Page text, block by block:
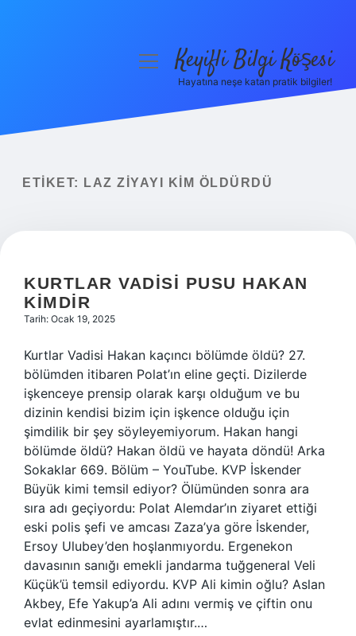
Yasal Uyarı
menüyüKeyifli Bilgi Köşesi
Hayatına neşe katan pratik bilgiler!
ETIKET: LAZ ZIYAYI KIM ÖLDÜRDÜ
KURTLAR VADISI PUSU HAKAN
KIMDIR
Tarih: Ocak 19, 2025
Kurtlar Vadisi Hakan kaçıncı bölümde öldü? 27.
bölümden itibaren Polat’ın eline geçti. Dizilerde
işkenceye prensip olarak karşı olduğum ve bu
dizinin kendisi bizim için işkence olduğu için
şimdilik bir şey söyleyemiyorum. Hakan hangi
bölümde öldü? Hakan öldü ve hayata döndü! Arka
Sokaklar 669. Bölüm – YouTube. KVP İskender
Büyük kimi temsil ediyor? Ölümünden sonra ara
sıra adı geçiyordu: Polat Alemdar’ın ziyaret ettiği
eski polis şefi ve amcası Zaza’ya göre İskender,
Ersoy Ulubey’den hoşlanmıyordu. Ergenekon
davasının sanığı emekli jandarma tuğgeneral Veli
Küçük’ü temsil ediyordu. KVP Ali kimin oğlu? Aslan
Akbey, Efe Yakup’a Ali adını vermiş ve çiftin onu
evlat edinmesini ayarlamıştır.…